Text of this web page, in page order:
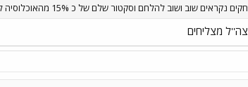
15% מהאוכלוסיה לא מוכן לשאת בנטל ולהתגייס לצבא ( הכוונה לחרדים לא לערבים ).
צה''ל מצליחים